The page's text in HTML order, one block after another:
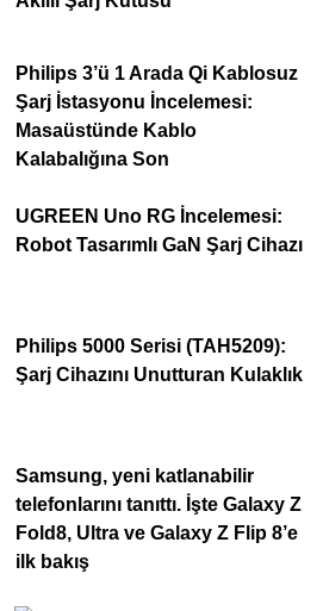
Philips 3’ü 1 Arada Qi Kablosuz
Şarj İstasyonu İncelemesi:
Masaüstünde Kablo
Kalabalığına Son
UGREEN Uno RG İncelemesi:
Robot Tasarımlı GaN Şarj Cihazı
Philips 5000 Serisi (TAH5209):
Şarj Cihazını Unutturan Kulaklık
Samsung, yeni katlanabilir
telefonlarını tanıttı. İşte Galaxy Z
Fold8, Ultra ve Galaxy Z Flip 8’e
ilk bakış